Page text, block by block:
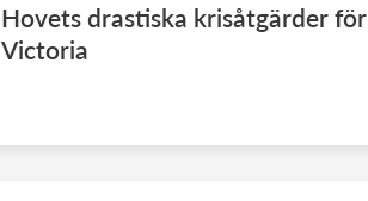
Hovets drastiska krisåtgärder för
Victoria